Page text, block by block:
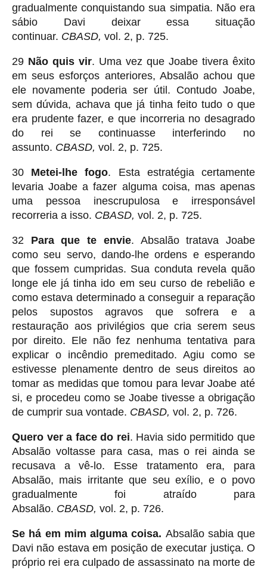
gradualmente conquistando sua simpatia. Não era
sábio Davi deixar essa situação
continuar. CBASD, vol. 2, p. 725.
29 Não quis vir. Uma vez que Joabe tivera êxito
em seus esforços anteriores, Absalão achou que
ele novamente poderia ser útil. Contudo Joabe,
sem dúvida, achava que já tinha feito tudo o que
era prudente fazer, e que incorreria no desagrado
do rei se continuasse interferindo no
assunto. CBASD, vol. 2, p. 725.
30 Metei-lhe fogo. Esta estratégia certamente
levaria Joabe a fazer alguma coisa, mas apenas
uma pessoa inescrupulosa e irresponsável
recorreria a isso. CBASD, vol. 2, p. 725.
32 Para que te envie. Absalão tratava Joabe
como seu servo, dando-lhe ordens e esperando
que fossem cumpridas. Sua conduta revela quão
longe ele já tinha ido em seu curso de rebelião e
como estava determinado a conseguir a reparação
pelos supostos agravos que sofrera e a
restauração aos privilégios que cria serem seus
por direito. Ele não fez nenhuma tentativa para
explicar o incêndio premeditado. Agiu como se
estivesse plenamente dentro de seus direitos ao
tomar as medidas que tomou para levar Joabe até
si, e procedeu como se Joabe tivesse a obrigação
de cumprir sua vontade. CBASD, vol. 2, p. 726.
Quero ver a face do rei. Havia sido permitido que
Absalão voltasse para casa, mas o rei ainda se
recusava a vê-lo. Esse tratamento era, para
Absalão, mais irritante que seu exílio, e o povo
gradualmente foi atraído para
Absalão. CBASD, vol. 2, p. 726.
Se há em mim alguma coisa. Absalão sabia que
Davi não estava em posição de executar justiça. O
próprio rei era culpado de assassinato na morte de